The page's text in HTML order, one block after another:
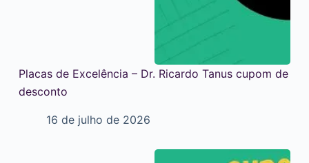
Placas de Excelência – Dr. Ricardo Tanus cupom de
desconto
16 de julho de 2026